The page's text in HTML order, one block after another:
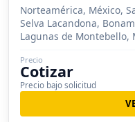
Norteamérica, México,
Selva Lacandona,
Lagunas de Montebello,
Precio
Cotizar
Precio bajo solicitud